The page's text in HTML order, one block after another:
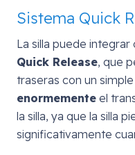
Sistema Quick
La silla puede
Quick Release, que
traseras con un
enormemente el
la silla, ya que la silla
significativamente